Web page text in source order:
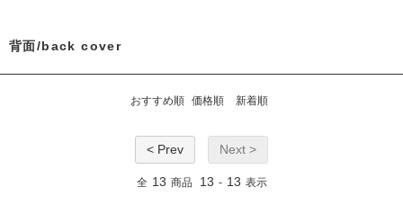
背面/back cover
おすすめ順 価格順 新着順
< Prev Next >
全 13 商品 13 - 13 表示